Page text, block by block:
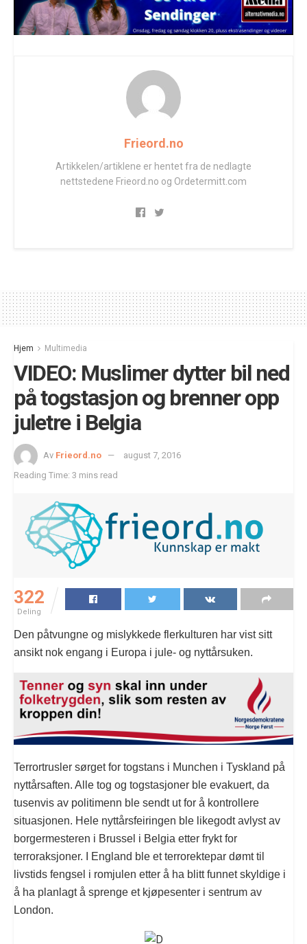
Frieord.no
Artikkelen/artiklene er hentet fra de nedlagte
nettstedene Frieord.no og Ordetermitt.com
Hjem Multimedia
VIDEO: Muslimer dytter bil ned
på togstasjon og brenner opp
juletre i Belgia
Av Frieord.no
august 7, 2016
Reading Time: 3 mins read
322
Deling
Den påtvungne og mislykkede flerkulturen har vist sitt
ansikt nok engang i Europa i jule- og nyttårsuken.
Terrortrusler sørget for togstans i Munchen i Tyskland på
nyttårsaften. Alle tog og togstasjoner ble evakuert, da
tusenvis av politimenn ble sendt ut for å kontrollere
situasjonen. Hele nyttårsfeiringen ble likegodt avlyst av
borgermesteren i Brussel i Belgia etter frykt for
terroraksjoner. I England ble et terrorektepar dømt til
livstids fengsel i romjulen etter å ha blitt funnet skyldige i
å ha planlagt å sprenge et kjøpesenter i sentrum av
London.